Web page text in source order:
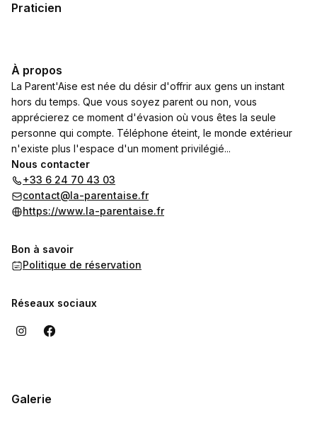
Praticien
À propos
La Parent'Aise est née du désir d'offrir aux gens un instant
hors du temps. Que vous soyez parent ou non, vous
apprécierez ce moment d'évasion où vous êtes la seule
personne qui compte. Téléphone éteint, le monde extérieur
n'existe plus l'espace d'un moment privilégié...
Nous contacter
+33 6 24 70 43 03
contact@la-parentaise.fr
https://www.la-parentaise.fr
Bon à savoir
Politique de réservation
Réseaux sociaux
Galerie